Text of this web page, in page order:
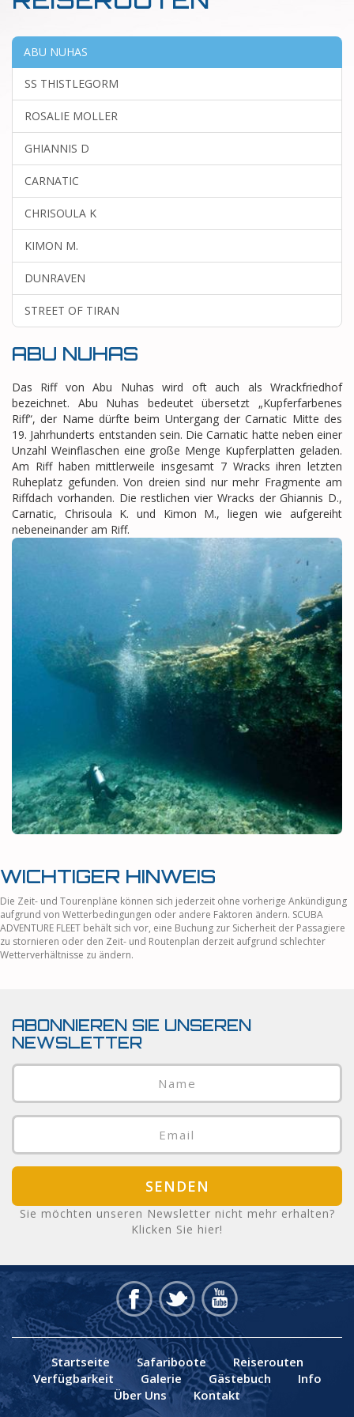
ABU NUHAS
SS THISTLEGORM
ROSALIE MOLLER
GHIANNIS D
CARNATIC
CHRISOULA K
KIMON M.
DUNRAVEN
STREET OF TIRAN
ABU NUHAS
Das Riff von Abu Nuhas wird oft auch als Wrackfriedhof
bezeichnet. Abu Nuhas bedeutet übersetzt „Kupferfarbenes
Riff“, der Name dürfte beim Untergang der Carnatic Mitte des
19. Jahrhunderts entstanden sein. Die Carnatic hatte neben einer
Unzahl Weinflaschen eine große Menge Kupferplatten geladen.
Am Riff haben mittlerweile insgesamt 7 Wracks ihren letzten
Ruheplatz gefunden. Von dreien sind nur mehr Fragmente am
Riffdach vorhanden. Die restlichen vier Wracks der Ghiannis D.,
Carnatic, Chrisoula K. und Kimon M., liegen wie aufgereiht
nebeneinander am Riff.
WICHTIGER HINWEIS
Die Zeit- und Tourenpläne können sich jederzeit ohne vorherige Ankündigung
aufgrund von Wetterbedingungen oder andere Faktoren ändern. SCUBA
ADVENTURE FLEET behält sich vor, eine Buchung zur Sicherheit der Passagiere
zu stornieren oder den Zeit- und Routenplan derzeit aufgrund schlechter
Wetterverhältnisse zu ändern.
ABONNIEREN SIE UNSEREN
NEWSLETTER
SENDEN
Sie möchten unseren Newsletter nicht mehr erhalten?
Klicken Sie hier!
Startseite Safariboote
Reiserouten
Verfügbarkeit
Galerie Gästebuch
Info
Über Uns
Kontakt